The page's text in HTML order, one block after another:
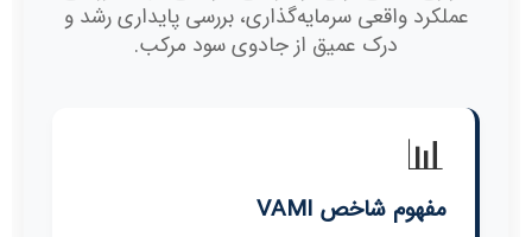
عملکرد واقعی سرمایه‌گذاری، بررسی پایداری رشد و
درک عمیق از جادوی سود مرکب.
📊
مفهوم شاخص VAMI